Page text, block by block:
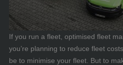
If you run a fleet, optimised fleet
you’re planning to reduce fleet
be to minimise your fleet. But to